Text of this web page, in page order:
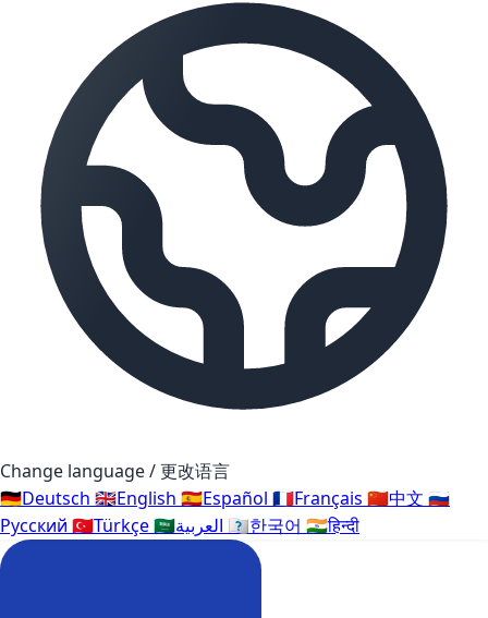
Change language / 更改语言
🇩🇪Deutsch 🇬🇧English 🇪🇸Español 🇫🇷Français 🇨🇳中文 🇷🇺
Русский 🇹🇷Türkçe🇸🇦 🇰🇷한국어 🇮🇳हिन्दी